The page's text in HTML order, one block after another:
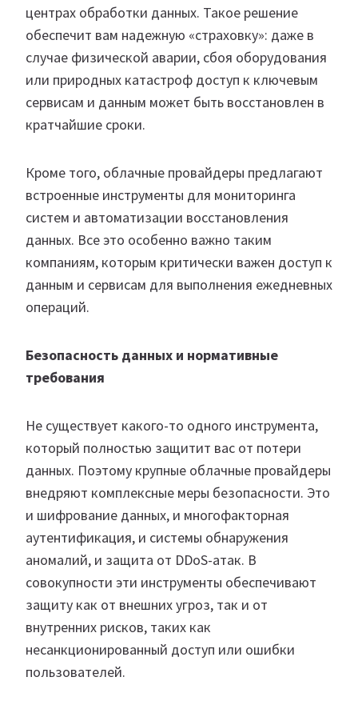
центрах обработки данных. Такое решение
обеспечит вам надежную «страховку»: даже в
случае физической аварии, сбоя оборудования
или природных катастроф доступ к ключевым
сервисам и данным может быть восстановлен в
кратчайшие сроки.
Кроме того, облачные провайдеры предлагают
встроенные инструменты для мониторинга
систем и автоматизации восстановления
данных. Все это особенно важно таким
компаниям, которым критически важен доступ к
данным и сервисам для выполнения ежедневных
операций.
Безопасность данных и нормативные
требования
Не существует какого-то одного инструмента,
который полностью защитит вас от потери
данных. Поэтому крупные облачные провайдеры
внедряют комплексные меры безопасности. Это
и шифрование данных, и многофакторная
аутентификация, и системы обнаружения
аномалий, и защита от DDoS-атак. В
совокупности эти инструменты обеспечивают
защиту как от внешних угроз, так и от
внутренних рисков, таких как
несанкционированный доступ или ошибки
пользователей.